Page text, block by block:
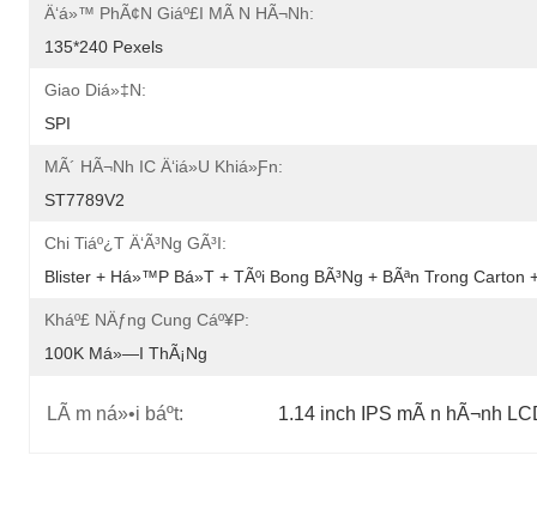
Ä‘á»™ PhÃ¢n Giáº£i MÃ N HÃ¬nh:
135*240 Pexels
Giao Diá»‡n:
SPI
MÃ´ HÃ¬nh IC Ä‘iá»u Khiá»ƒn:
ST7789V2
Chi Tiáº¿t Ä‘Ã³ng GÃ³i:
Blister + Há»™p Bá»t + TÃºi Bong BÃ³ng + BÃªn Trong Carton
Kháº£ NÄƒng Cung Cáº¥p:
100K Má»—I ThÃ¡ng
LÃ m ná»•i báº­t: 1.14 inch IPS mÃ n hÃ¬nh